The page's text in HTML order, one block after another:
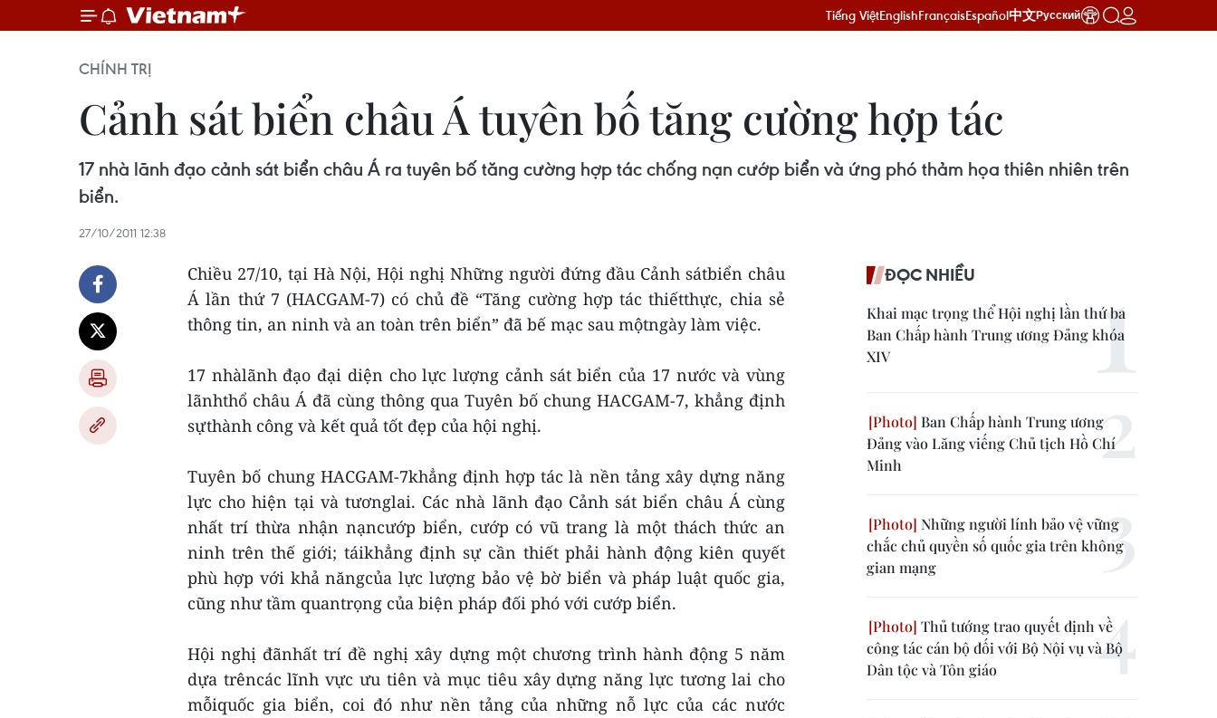
Tiếng ViệtEnglishFrançaisEspañol中文Русский
CHÍNH TRỊ
Cảnh sát biển châu Á tuyên bố tăng cường hợp tác
17 nhà lãnh đạo cảnh sát biển châu Á ra tuyên bố tăng cường hợp tác chống nạn cướp biển và ứng phó thảm họa thiên nhiên trên
biển.
27/10/2011 12:38
Chiều 27/10, tại Hà Nội, Hội nghị Những người đứng đầu Cảnh sátbiển châu
Á lần thứ 7 (HACGAM-7) có chủ đề “Tăng cường hợp tác thiếtthực, chia sẻ
thông tin, an ninh và an toàn trên biển” đã bế mạc sau mộtngày làm việc.
17 nhàlãnh đạo đại diện cho lực lượng cảnh sát biển của 17 nước và vùng
lãnhthổ châu Á đã cùng thông qua Tuyên bố chung HACGAM-7, khẳng định
sựthành công và kết quả tốt đẹp của hội nghị.
Tuyên bố chung HACGAM-7khẳng định hợp tác là nền tảng xây dựng năng
lực cho hiện tại và tươnglai. Các nhà lãnh đạo Cảnh sát biển châu Á cùng
nhất trí thừa nhận nạncướp biển, cướp có vũ trang là một thách thức an
ninh trên thế giới; táikhẳng định sự cần thiết phải hành động kiên quyết
phù hợp với khả năngcủa lực lượng bảo vệ bờ biển và pháp luật quốc gia,
cũng như tầm quantrọng của biện pháp đối phó với cướp biển.
Hội nghị đãnhất trí đề nghị xây dựng một chương trình hành động 5 năm
dựa trêncác lĩnh vực ưu tiên và mục tiêu xây dựng năng lực tương lai cho
mỗiquốc gia biển, coi đó như nền tảng của những nỗ lực của các nước
ĐỌC NHIỀU
Khai mạc trọng thể Hội nghị lần thứ ba
Ban Chấp hành Trung ương Đảng khóa
XIV
Ban Chấp hành Trung ương
Đảng vào Lăng viếng Chủ tịch Hồ Chí
Minh
Những người lính bảo vệ vững
chắc chủ quyền số quốc gia trên không
gian mạng
Thủ tướng trao quyết định về
công tác cán bộ đối với Bộ Nội vụ và Bộ
Dân tộc và Tôn giáo